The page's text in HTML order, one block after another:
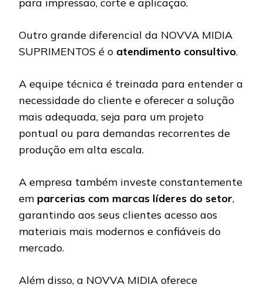
Outro grande diferencial da NOVVA MIDIA
SUPRIMENTOS é o atendimento consultivo.
A equipe técnica é treinada para entender a
necessidade do cliente e oferecer a solução
mais adequada, seja para um projeto
pontual ou para demandas recorrentes de
produção em alta escala.
A empresa também investe constantemente
em parcerias com marcas líderes do setor,
garantindo aos seus clientes acesso aos
materiais mais modernos e confiáveis do
mercado.
Além disso, a NOVVA MIDIA oferece